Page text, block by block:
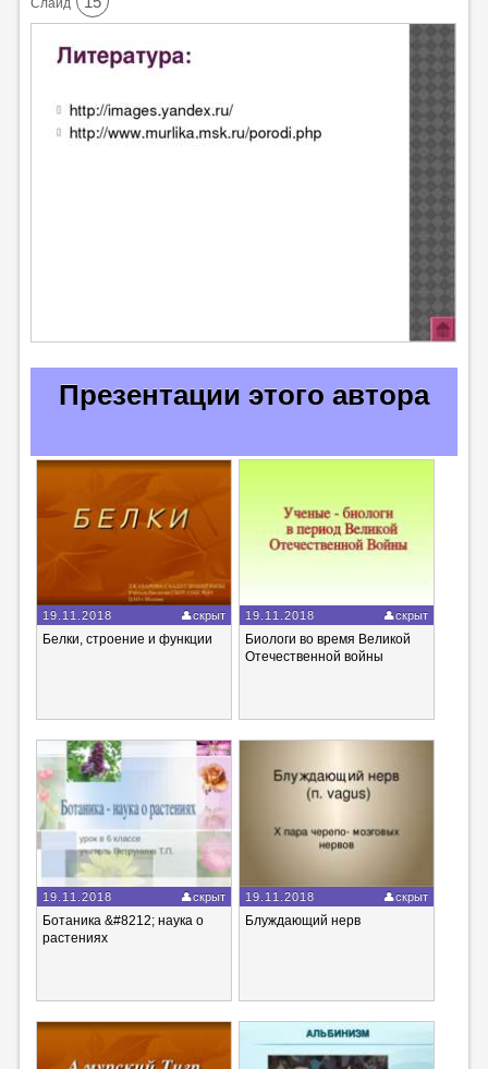
Презентации этого автора
19.11.2018 скрыт
Белки, строение и функции
19.11.2018 скрыт
Биологи во время Великой
Отечественной войны
19.11.2018 скрыт
Ботаника &#8212; наука о
растениях
19.11.2018 скрыт
Блуждающий нерв